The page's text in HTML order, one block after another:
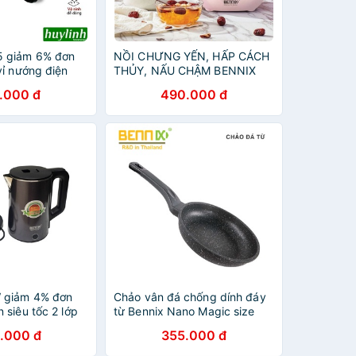
giảm 6% đơn
nướng điện
đ
NỒI CHƯNG YẾN, HẤP CÁCH
THỦY, NẤU CHẬM BENNIX
490.000 đ
giảm 4% đơn
siêu tốc 2 lớp
tích 2 lít
đ
Chảo vân đá chống dính đáy
từ Bennix Nano Magic size
- Bảo hành 12 tháng
355.000 đ